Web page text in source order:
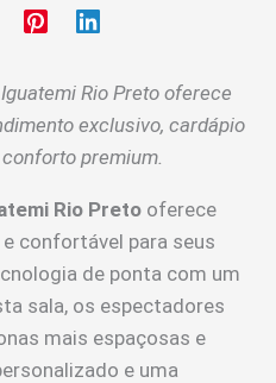
Rio Preto oferece
exclusivo, cardápio
premium.
Rio Preto oferece
confortável para seus
de ponta com um
sala, os espectadores
mais espaçosas e
e uma